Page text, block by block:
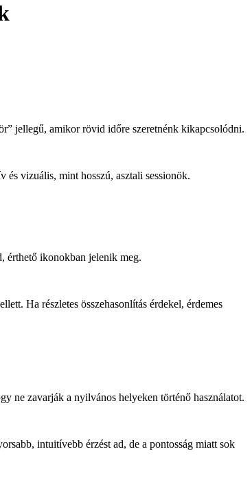
jellegű, amikor rövid időre szeretnénk kikapcsolódni.
vizuális, mint hosszú, asztali sessionök.
érthető ikonokban jelenik meg.
Ha részletes összehasonlítás érdekel, érdemes
ne zavarják a nyilvános helyeken történő használatot.
intuitívebb érzést ad, de a pontosság miatt sok